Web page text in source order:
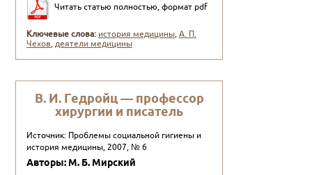
Читать статью полностью, формат pdf
Ключевые слова: история медицины,А. П.
Чехов,деятели медицины
В. И. Гедройц — профессор
хирургии и писатель
Источник: Проблемы социальной гигиены и
история медицины, 2007, № 6
Авторы: М. Б. Мирский